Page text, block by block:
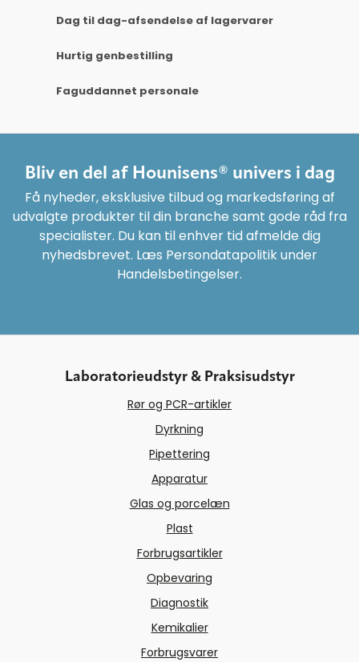
Dag til dag-afsendelse af lagervarer
Hurtig genbestilling
Faguddannet personale
Bliv en del af Hounisens® univers i dag
Få nyheder, eksklusive tilbud og markedsføring af
udvalgte produkter til din branche samt gode råd fra
specialister. Du kan til enhver tid afmelde dig
nyhedsbrevet. Læs Persondatapolitik under
Handelsbetingelser.
Laboratorieudstyr & Praksisudstyr
Rør og PCR-artikler
Dyrkning
Pipettering
Apparatur
Glas og porcelæn
Plast
Forbrugsartikler
Opbevaring
Diagnostik
Kemikalier
Forbrugsvarer